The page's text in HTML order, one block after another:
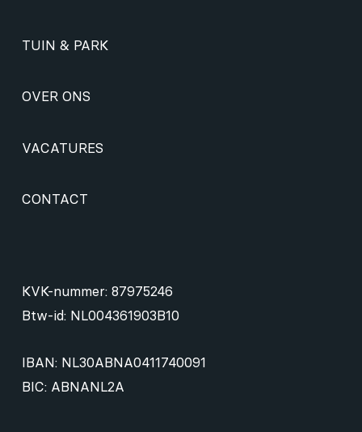
TUIN & PARK
OVER ONS
VACATURES
CONTACT
KVK-nummer: 87975246
Btw-id: NL004361903B10
IBAN: NL30ABNA0411740091
BIC: ABNANL2A